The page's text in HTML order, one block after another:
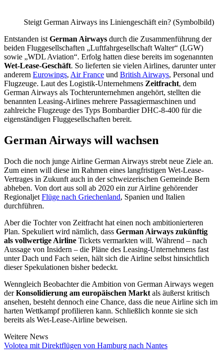
Steigt German Airways ins Liniengeschäft ein? (Symbolbild)
Entstanden ist German Airways durch die Zusammenführung der
beiden Fluggesellschaften „Luftfahrgesellschaft Walter“ (LGW)
sowie „WDL Aviation“. Erfolg hatten diese bereits im sogenannten
Wet-Lease-Geschäft. So lieferten sie vielen Airlines, darunter unter
anderem Eurowings, Air France und British Airways, Personal und
Flugzeuge. Laut des Logistik-Unternehmens Zeitfracht, dem
German Airways als Tochterunternehmen angehört, stellten die
benannten Leasing-Airlines mehrere Passagiermaschinen und
zahlreiche Flugzeuge des Typs Bombardier DHC-8-400 für die
eigenständigen Fluggesellschaften bereit.
German Airways will wachsen
Doch die noch junge Airline German Airways strebt neue Ziele an.
Zum einen will diese im Rahmen eines langfristigen Wet-Lease-
Vertrages in Zukunft auch in der schweizerischen Gemeinde Bern
abheben. Von dort aus soll ab 2020 ein zur Airline gehörender
Regionaljet Flüge nach Griechenland, Spanien und Italien
durchführen.
Aber die Tochter von Zeitfracht hat einen noch ambitionierteren
Plan. Spekuliert wird nämlich, dass German Airways zukünftig
als vollwertige Airline Tickets vermarkten will. Während – nach
Aussage von Insidern – die Pläne des Leasing-Unternehmens fast
unter Dach und Fach seien, hält sich die Airline selbst hinsichtlich
dieser Spekulationen bisher bedeckt.
Wenngleich Beobachter die Ambition von German Airways wegen
derKonsolidierung am europäischen Markt als äußerst kritisch
ansehen, besteht dennoch eine Chance, dass die neue Airline sich im
harten Wettkampf profilieren kann. Schließlich konnte sie sich
bereits als Wet-Lease-Airline beweisen.
Weitere News
Volotea mit Direktflügen von Hamburg nach Nantes